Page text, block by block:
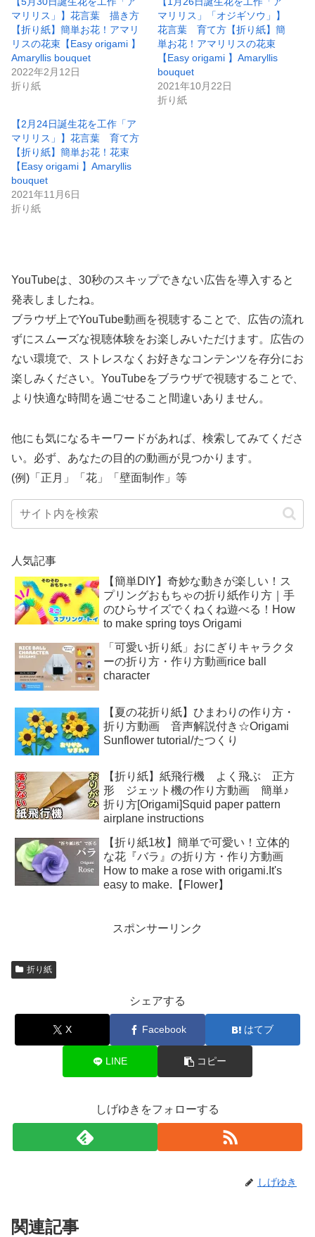
マリリス」】花言葉 描き方
【折り紙】簡単お花！アマリ
リスの花束【Easy origami 】
Amaryllis bouquet
2022年2月12日
折り紙
マリリス」「オジギソウ」】
花言葉 育て方【折り紙】簡
単お花！アマリリスの花束
【Easy origami 】Amaryllis
bouquet
2021年10月22日
折り紙
【2月24日誕生花を工作「ア
マリリス」】花言葉 育て方
【折り紙】簡単お花！花束
【Easy origami 】Amaryllis
bouquet
2021年11月6日
折り紙
YouTubeは、30秒のスキップできない広告を導入すると
発表しましたね。
ブラウザ上でYouTube動画を視聴することで、広告の流れ
ずにスムーズな視聴体験をお楽しみいただけます。広告の
ない環境で、ストレスなくお好きなコンテンツを存分にお
楽しみください。YouTubeをブラウザで視聴することで、
より快適な時間を過ごせること間違いありません。
他にも気になるキーワードがあれば、検索してみてくださ
い。必ず、あなたの目的の動画が見つかります。
(例)「正月」「花」「壁面制作」等
人気記事
【簡単DIY】奇妙な動きが楽しい！ス
プリングおもちゃの折り紙作り方｜手
のひらサイズでくねくね遊べる！How
to make spring toys Origami
「可愛い折り紙」おにぎりキャラクタ
ーの折り方・作り方動画rice ball
character
【夏の花折り紙】ひまわりの作り方・
折り方動画 音声解説付き☆Origami
Sunflower tutorial/たつくり
【折り紙】紙飛行機 よく飛ぶ 正方
形 ジェット機の作り方動画 簡単♪
折り方[Origami]Squid paper pattern
airplane instructions
【折り紙1枚】簡単で可愛い！立体的
な花『バラ』の折り方・作り方動画
How to make a rose with origami.It's
easy to make.【Flower】
スポンサーリンク
折り紙
シェアする
X Facebook はてブ
LINE コピー
しげゆきをフォローする
しげゆき
関連記事